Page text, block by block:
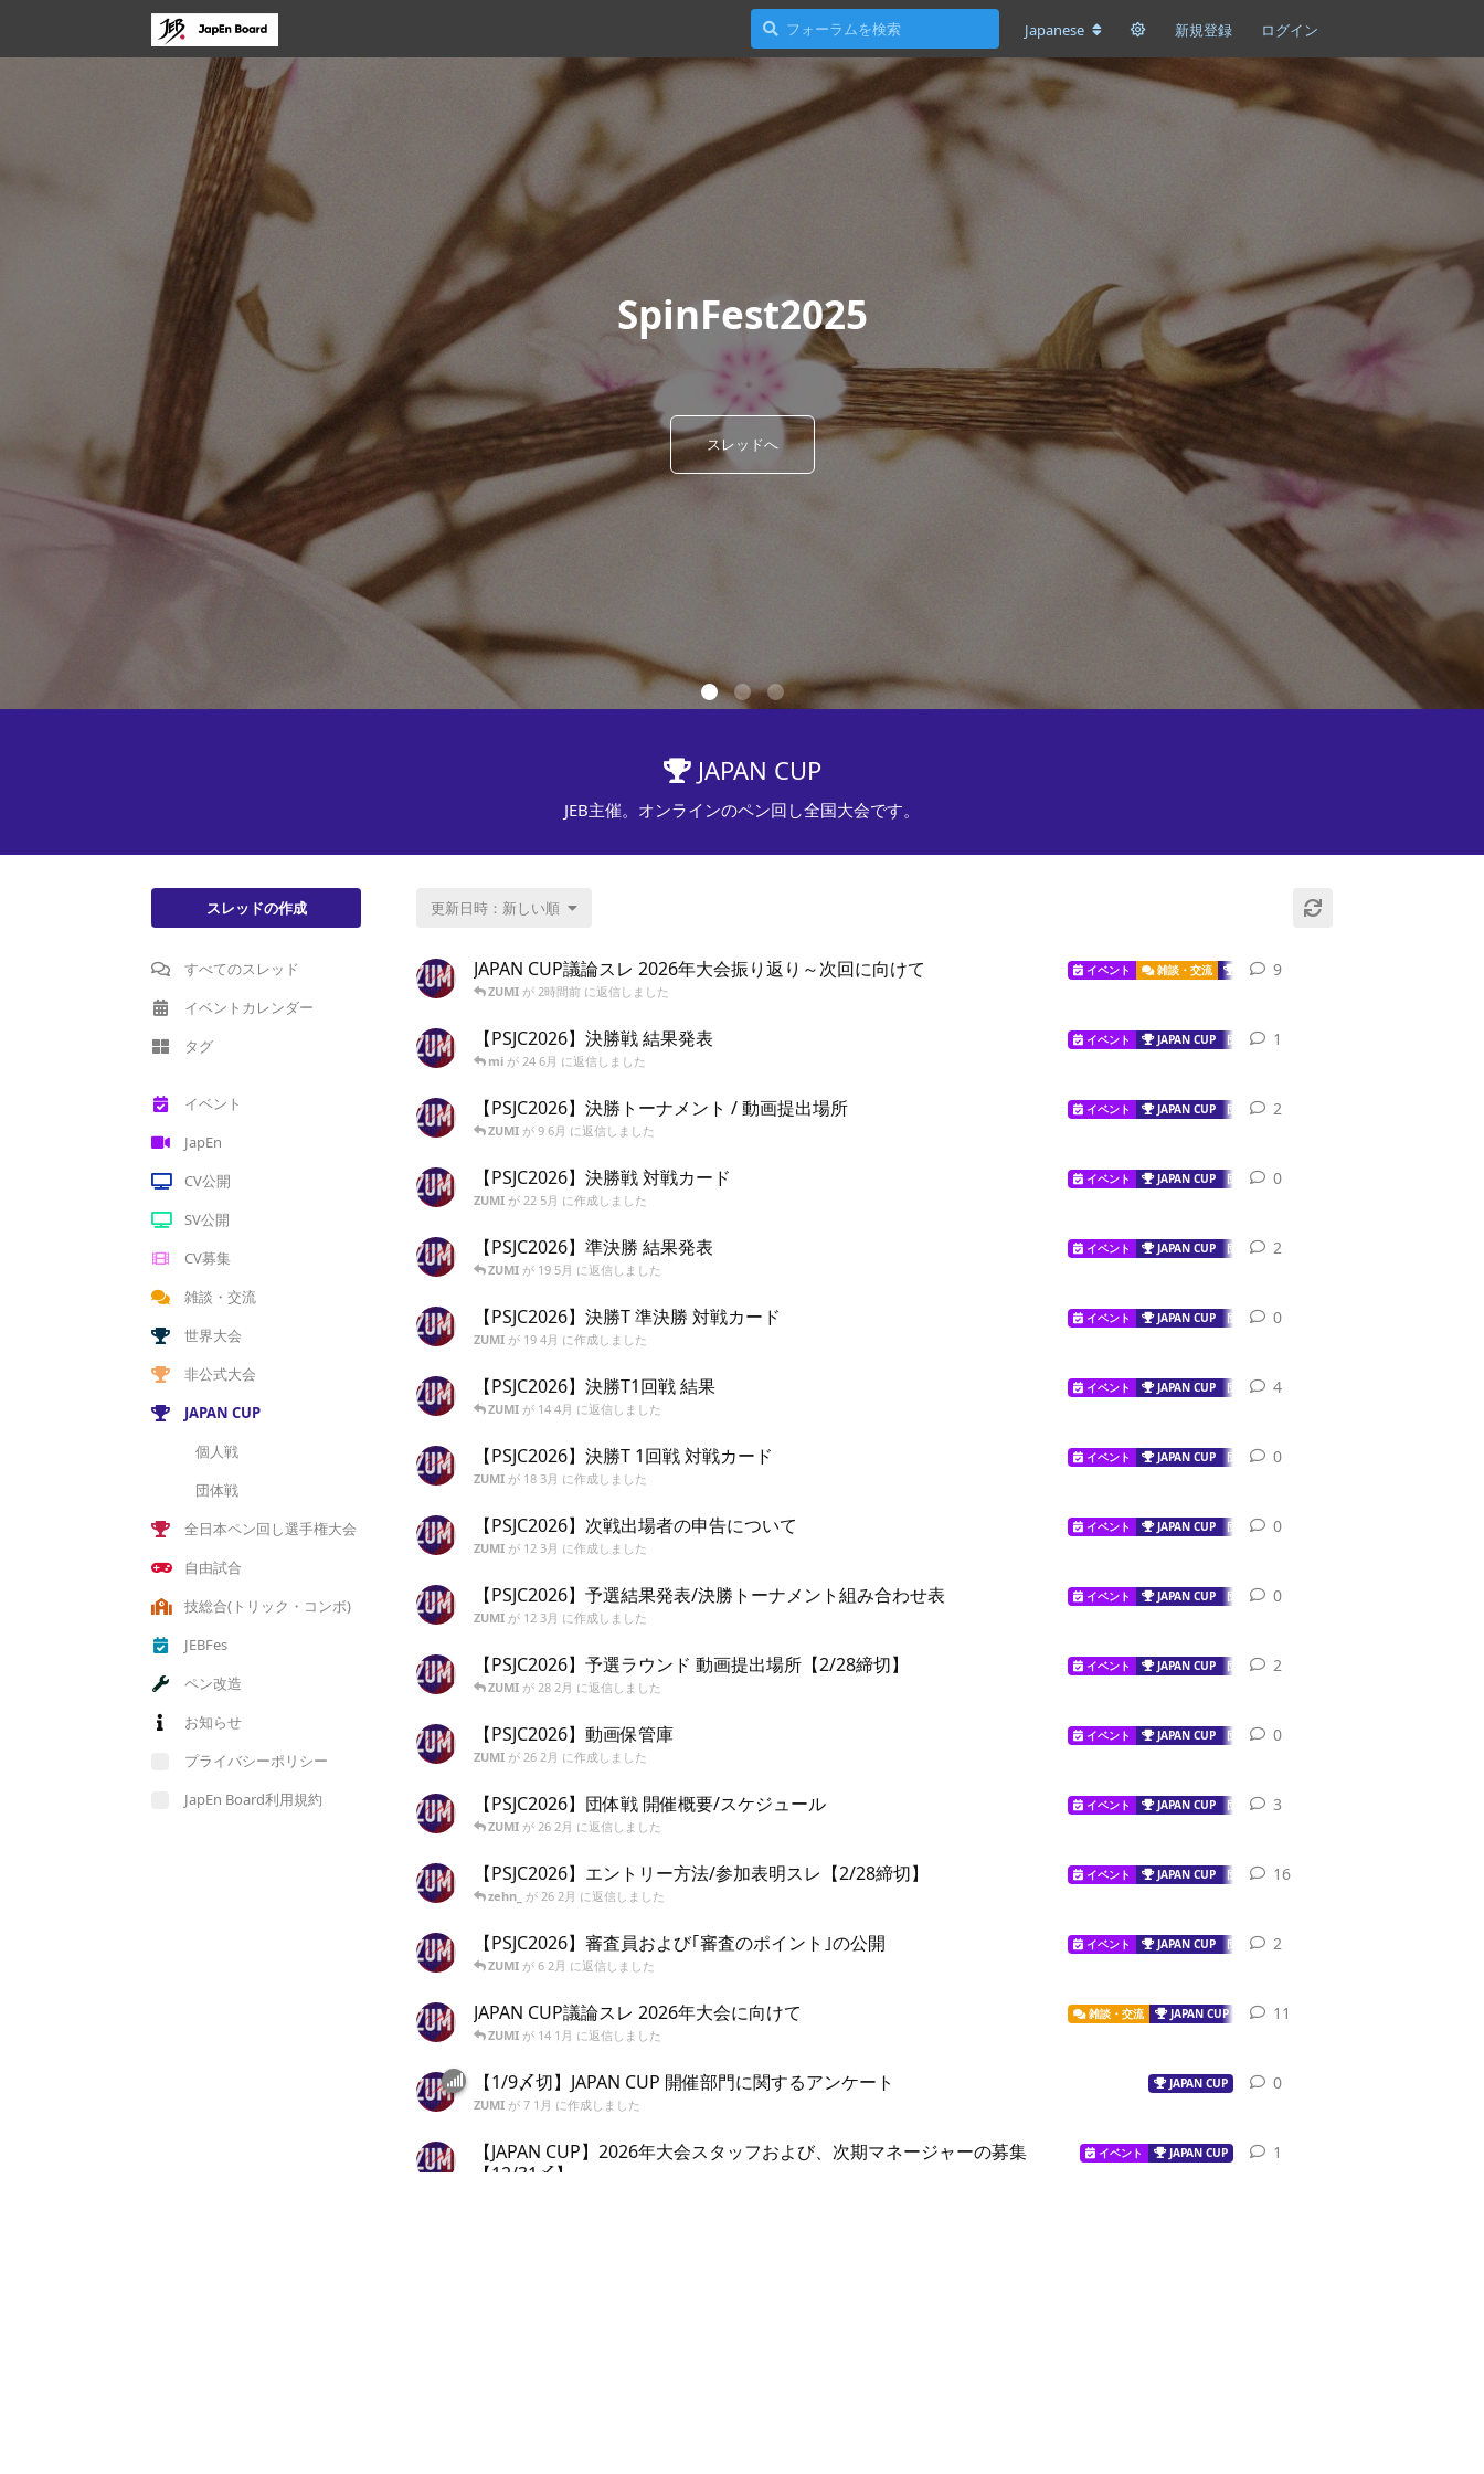
Japanese 新規登録 ログイン
SpinFest2025
スレッドへ
JAPAN CUP
JEB主催。オンラインのペン回し全国大会です。
スレッドの作成
すべてのスレッド
イベントカレンダー
タグ
イベント
JapEn
CV公開
SV公開
CV募集
雑談・交流
世界大会
非公式大会
JAPAN CUP
個人戦
団体戦
全日本ペン回し選手権大会
自由試合
技総合(トリック・コンボ)
JEBFes
ペン改造
お知らせ
プライバシーポリシー
JapEn Board利用規約
更新日時：新しい順
JAPAN CUP議論スレ 2026年大会振り返り～次回に向けて イベント 雑談・交流 JAPAN CUP
ZUMI が 2時間前 に返信しました
9
【PSJC2026】決勝戦 結果発表 イベント JAPAN CUP 団体戦
mi が 24 6月 に返信しました
1
【PSJC2026】決勝トーナメント / 動画提出場所 イベント JAPAN CUP 団体戦
ZUMI が 9 6月 に返信しました
2
【PSJC2026】決勝戦 対戦カード イベント JAPAN CUP 団体戦
ZUMI が 22 5月 に作成しました
0
【PSJC2026】準決勝 結果発表 イベント JAPAN CUP 団体戦
ZUMI が 19 5月 に返信しました
2
【PSJC2026】決勝T 準決勝 対戦カード イベント JAPAN CUP 団体戦
ZUMI が 19 4月 に作成しました
0
【PSJC2026】決勝T1回戦 結果 イベント JAPAN CUP 団体戦
ZUMI が 14 4月 に返信しました
4
【PSJC2026】決勝T 1回戦 対戦カード イベント JAPAN CUP 団体戦
ZUMI が 18 3月 に作成しました
0
【PSJC2026】次戦出場者の申告について イベント JAPAN CUP 団体戦
ZUMI が 12 3月 に作成しました
0
【PSJC2026】予選結果発表/決勝トーナメント組み合わせ表 イベント JAPAN CUP 団体戦
ZUMI が 12 3月 に作成しました
0
【PSJC2026】予選ラウンド 動画提出場所【2/28締切】 イベント JAPAN CUP 団体戦
ZUMI が 28 2月 に返信しました
2
【PSJC2026】動画保管庫 イベント JAPAN CUP 団体戦
ZUMI が 26 2月 に作成しました
0
【PSJC2026】団体戦 開催概要/スケジュール イベント JAPAN CUP 団体戦
ZUMI が 26 2月 に返信しました
3
【PSJC2026】エントリー方法/参加表明スレ【2/28締切】 イベント JAPAN CUP 団体戦
zehn_ が 26 2月 に返信しました
16
【PSJC2026】審査員および｢審査のポイント｣の公開 イベント JAPAN CUP 団体戦
ZUMI が 6 2月 に返信しました
2
JAPAN CUP議論スレ 2026年大会に向けて 雑談・交流 JAPAN CUP
ZUMI が 14 1月 に返信しました
11
【1/9〆切】JAPAN CUP 開催部門に関するアンケート JAPAN CUP
ZUMI が 7 1月 に作成しました
0
【JAPAN CUP】2026年大会スタッフおよび、次期マネージャーの募集
【12/31〆】
イベント JAPAN CUP 1